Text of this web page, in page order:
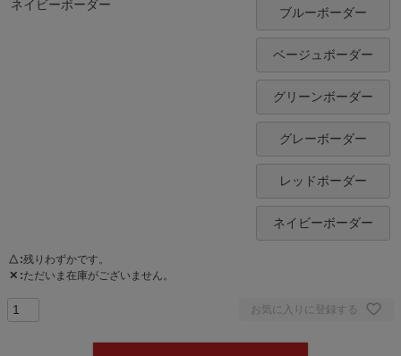
ネイビーボーダー
ブルーボーダー
ベージュボーダー
グリーンボーダー
グレーボーダー
レッドボーダー
ネイビーボーダー
△ 残りわずかです。
✕ ただいま在庫がございません。
お気に入りに登録する